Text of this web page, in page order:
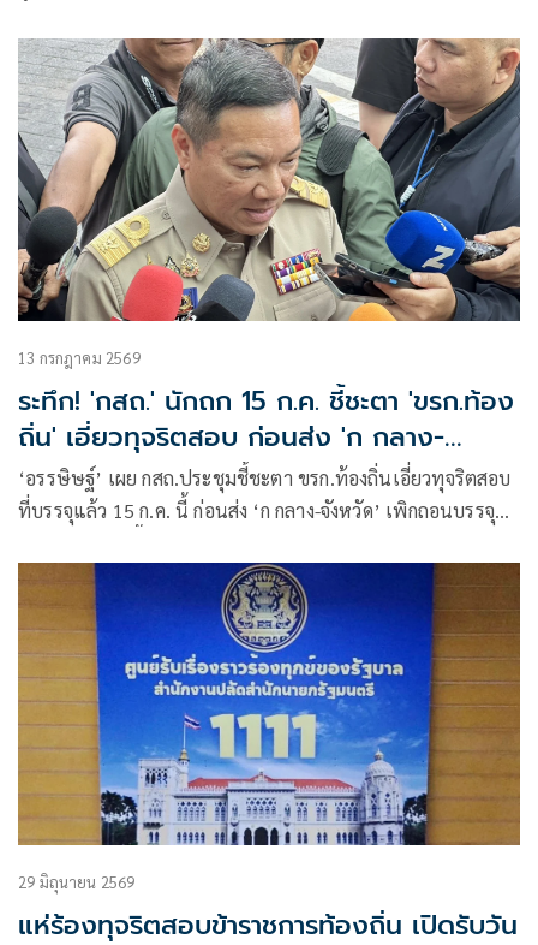
กว่า ความซื่อสัตย์ ไม่คดโกงต้องปลูกฝังตั้งแต่ยังเด็ก
13 กรกฎาคม 2569
ระทึก! 'กสถ.' นักถก 15 ก.ค. ชี้ชะตา 'ขรก.ท้อง
ถิ่น' เอี่ยวทุจริตสอบ ก่อนส่ง 'ก กลาง-
จังหวัด' เพิกถอนบรรจุ
‘อรรษิษฐ์’ เผย กสถ.ประชุมชี้ชะตา ขรก.ท้องถิ่นเอี่ยวทุจริตสอบ
ที่บรรจุแล้ว 15 ก.ค. นี้ ก่อนส่ง ‘ก กลาง-จังหวัด’ เพิกถอนบรรจุ
29 มิถุนายน 2569
แห่ร้องทุจริตสอบข้าราชการท้องถิ่น เปิดรับวัน